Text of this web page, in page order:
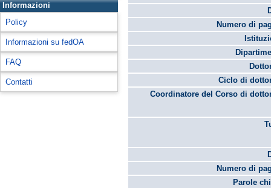
Informazioni
Policy
Informazioni su fedOA
FAQ
Contatti
Numero di
Ciclo di
Coordinatore del Corso di
Numero di
Parole